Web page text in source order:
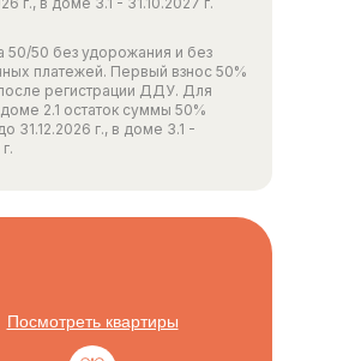
50/50 без удорожания и без
платежей. Первый взнос 50%
регистрации ДДУ. Для
2.1 остаток суммы 50%
31.12.2026 г., в доме 3.1 -
Посмотреть квартиры